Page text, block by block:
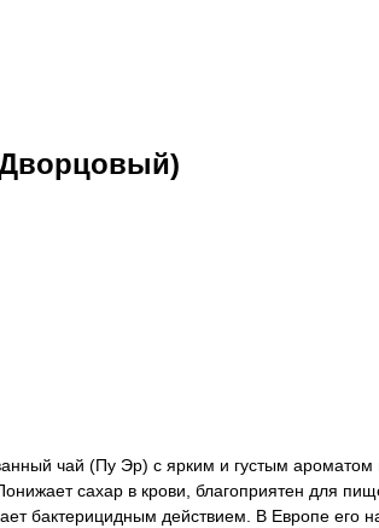
чай (Пу Эр) с ярким и густым ароматом
сахар в крови, благоприятен для
бактерицидным действием. В Европе его